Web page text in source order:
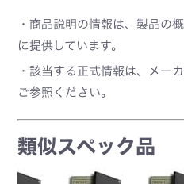
・商品説明の情報は、製品の
に提供しています。
・該当する正式情報は、メー
ご参照ください。
類似スペック品